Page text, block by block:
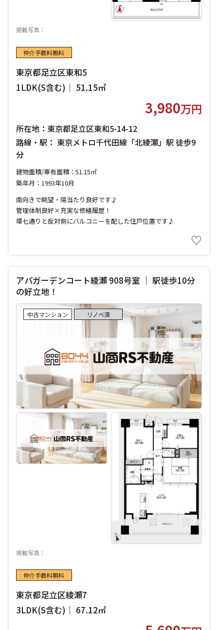
掲載写真：
仲介手数料無料
東京都足立区東和5
1LDK(S含む)｜ 51.15㎡
3,980万円
所在地：東京都足立区東和5-14-12
路線・駅： 東京メトロ千代田線「北綾瀬」駅 徒歩9
分
建物面積/専有面積：51.15㎡
築年月：1993年10月
南向きで眺望・陽当たり良好です♪
管理体制良好×充実な修繕履歴！
環七通りと反対側にバルコニーを配した住戸位置です♪
♡
アパガーデンコート綾瀬 908号室 ｜ 駅徒歩10分
の好立地！
中古マンション リノベ済
掲載写真：
仲介手数料無料
東京都足立区綾瀬7
3LDK(S含む)｜ 67.12㎡